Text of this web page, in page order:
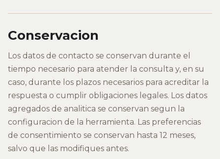
Conservacion
Los datos de contacto se conservan durante el
tiempo necesario para atender la consulta y, en su
caso, durante los plazos necesarios para acreditar la
respuesta o cumplir obligaciones legales. Los datos
agregados de analitica se conservan segun la
configuracion de la herramienta. Las preferencias
de consentimiento se conservan hasta 12 meses,
salvo que las modifiques antes.